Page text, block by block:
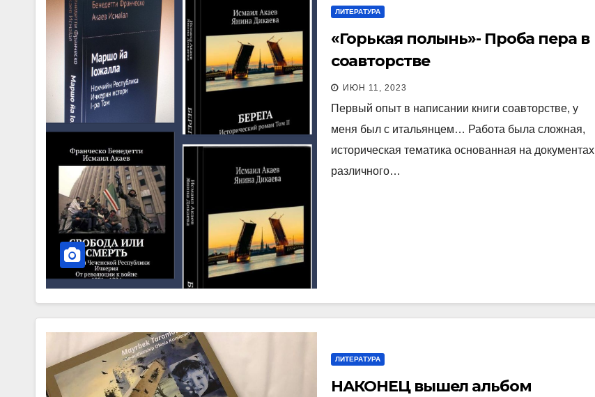
ЛИТЕРАТУРА
«Горькая полынь»- Проба пера в
соавторстве
ИЮН 11, 2023
Первый опыт в написании книги соавторстве, у
меня был с итальянцем… Работа была сложная,
историческая тематика основанная на документах
различного…
ЛИТЕРАТУРА
НАКОНЕЦ вышел альбом